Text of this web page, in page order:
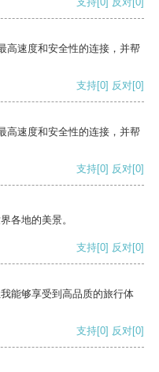
高速度和安全性的连接，并帮
支持[0] 反对[0]
高速度和安全性的连接，并帮
支持[0] 反对[0]
各地的美景。
支持[0] 反对[0]
能够享受到高品质的旅行体
支持[0] 反对[0]